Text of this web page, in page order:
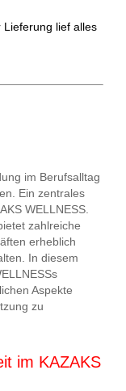
Lieferung lief alles
im Berufsalltag
Ein zentrales
WELLNESS.
zahlreiche
erheblich
In diesem
Aspekte
zu
im KAZAKS